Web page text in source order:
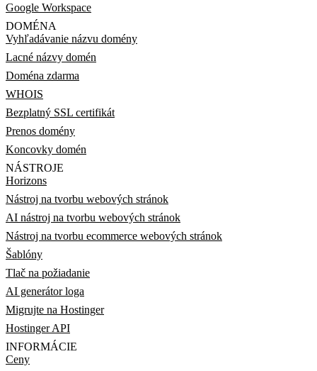
Google Workspace
DOMÉNA
Vyhľadávanie názvu domény
Lacné názvy domén
Doména zdarma
WHOIS
Bezplatný SSL certifikát
Prenos domény
Koncovky domén
NÁSTROJE
Horizons
Nástroj na tvorbu webových stránok
AI nástroj na tvorbu webových stránok
Nástroj na tvorbu ecommerce webových stránok
Šablóny
Tlač na požiadanie
AI generátor loga
Migrujte na Hostinger
Hostinger API
INFORMÁCIE
Ceny